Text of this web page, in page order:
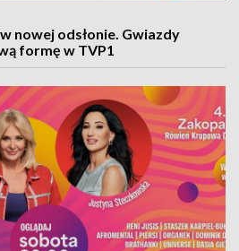
nowej odsłonie. Gwiazdy
formę w TVP1